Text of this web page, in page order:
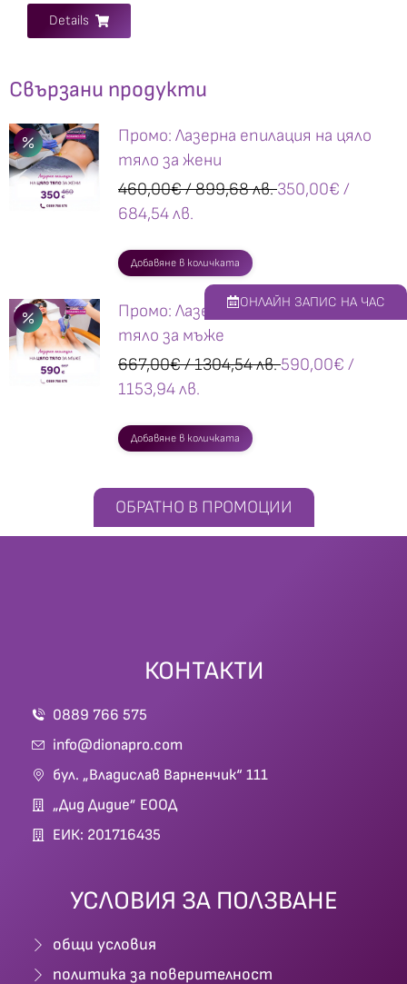
Details
Свързани продукти
Промо: Лазерна епилация на цяло
тяло за жени
460,00€/ 899,68 лв.350,00€ /
684,54 лв.
Добавяне в количката
Промо: Лазерна епилация на цяло
тяло за мъже
667,00€/ 1304,54 лв.590,00€ /
1153,94 лв.
Добавяне в количката
ОБРАТНО В ПРОМОЦИИ
КОНТАКТИ
0889 766 575
info@dionapro.com
бул. „Владислав Варненчик“ 111
„Дид Дидие” ЕООД
ЕИК: 201716435
УСЛОВИЯ ЗА ПОЛЗВАНЕ
общи условия
политика за поверителност
ОНЛАЙН ЗАПИС НА ЧАС